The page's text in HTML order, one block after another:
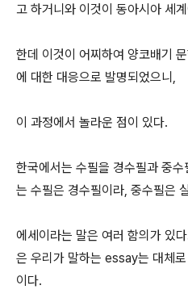
고 하거니와 이것이 동아시아 세
한데 이것이 어찌하여 양코배기
에 대한 대응으로 발명되었으니,
이 과정에서 놀라운 점이 있다.
한국에서는 수필을 경수필과 중
는 수필은 경수필이라, 중수필은
에세이라는 말은 여러 함의가 있
은 우리가 말하는 essay는 대체
이다.